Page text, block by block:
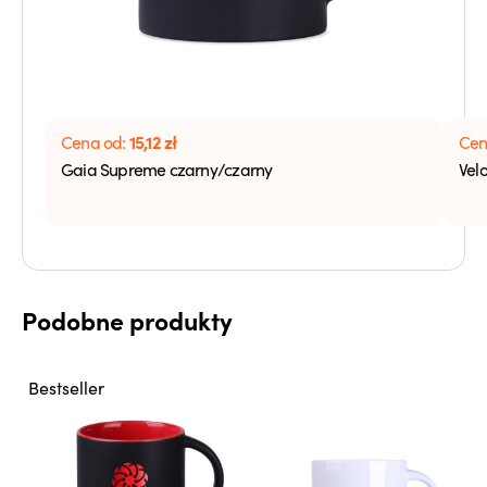
Cena od:15,12zł
Gaia Supreme czarny/czarny
Podobne produkty
Bestseller